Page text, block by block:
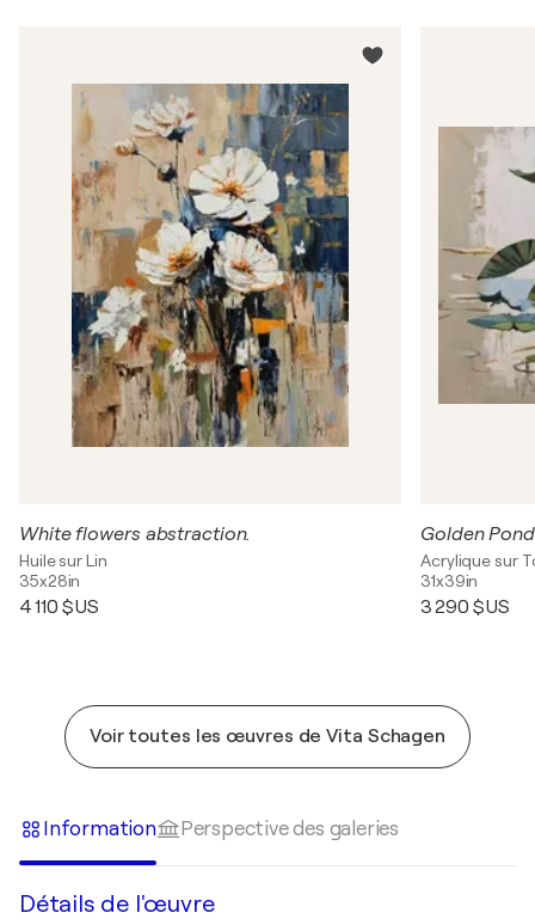
White flowers abstraction.
Huile sur Lin
35x28in
4 110 $US
Golden
Acrylique sur
31x39in
3 290 $US
Voir toutes les œuvres de Vita Schagen
Information Perspective des galeries
Détails de l'œuvre